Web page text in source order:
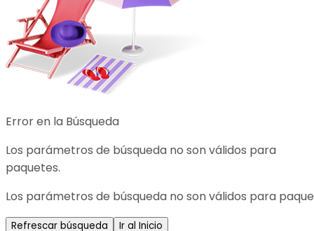
Error en la Búsqueda
Los parámetros de búsqueda no son válidos para
paquetes.
Los parámetros de búsqueda no son válidos para
Refrescar búsqueda Ir al Inicio